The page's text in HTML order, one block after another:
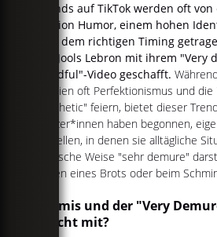
Trends auf TikTok werden oft
Portion Humor, einem hohen
und dem richtigen Timing
hat Jools Lebron mit ihrem "Very
mindful"-Video geschafft.
Medien oft Perfektionismus und die
Aesthetic" feiern, bietet dieser
Nutzer*innen haben begonnen,
erstellen, in denen sie alltägliche
ironische Weise "sehr demure"
Essen eines Brots oder beim
Promis und der "Very
macht mit?